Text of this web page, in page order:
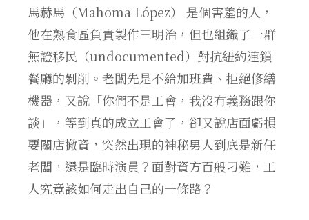
馬赫馬（Mahoma López） 是個害羞的人，
他在熟食區負責製作三明治，但也組織了一群
無證移民（undocumented）對抗紐約連鎖
餐廳的剝削。老闆先是不給加班費、拒絕修繕
機器，又說「你們不是工會，我沒有義務跟你
談」，等到真的成立工會了，卻又說店面虧損
要關店撤資，突然出現的神秘男人到底是新任
老闆，還是臨時演員？面對資方百般刁難，工
人究竟該如何走出自己的一條路？